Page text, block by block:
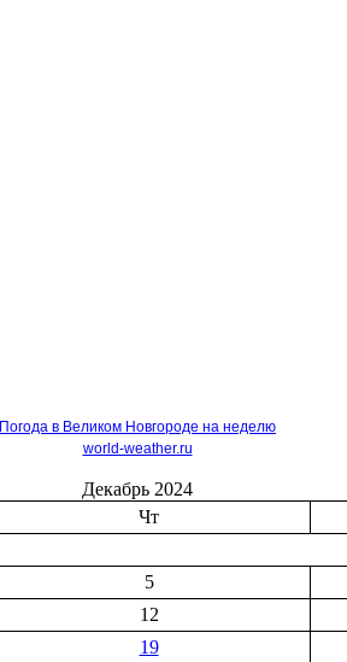
Погода в Великом Новгороде на неделю
world-weather.ru
Декабрь 2024
Чт
5
12
19